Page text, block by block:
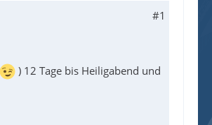
#1
) 12 Tage bis Heiligabend und